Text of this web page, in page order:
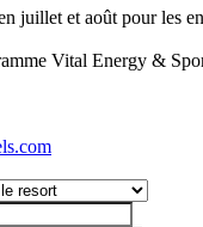
juillet et août pour les
Vital Energy &